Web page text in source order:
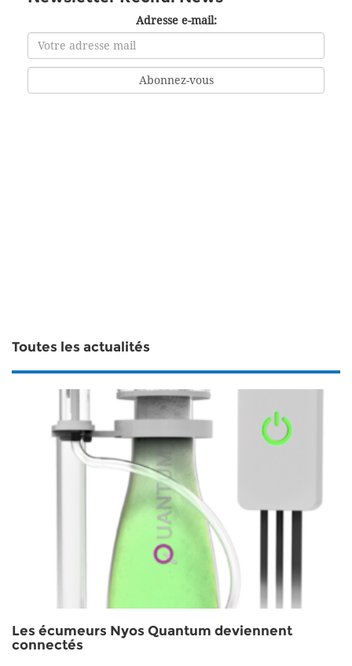
Adresse e-mail:
Toutes les actualités
Les écumeurs Nyos Quantum deviennent
connectés